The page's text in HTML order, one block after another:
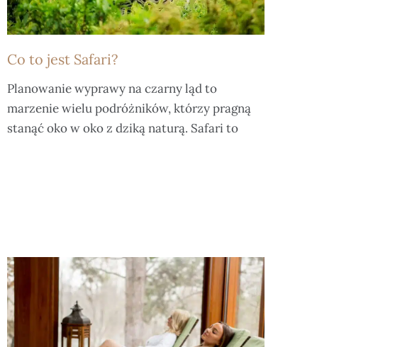
Co to jest Safari?
Planowanie wyprawy na czarny ląd to
marzenie wielu podróżników, którzy pragną
stanąć oko w oko z dziką naturą. Safari to